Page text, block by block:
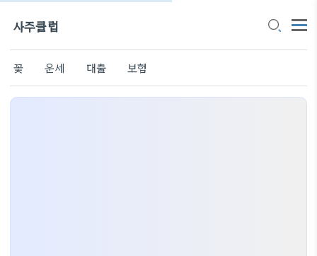
사주클럽
꽃 운세 대출 보험